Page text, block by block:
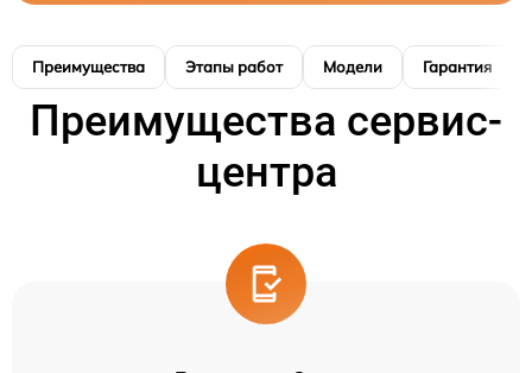
Преимущества Этапы работ Модели Гарантия
Преимущества сервис-
центра